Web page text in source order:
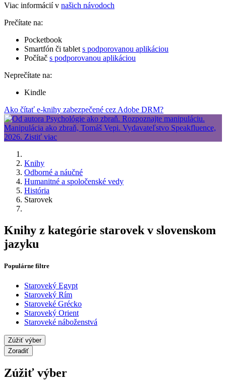
Viac informácií v našich návodoch
Prečítate na:
Pocketbook
Smartfón či tablet s podporovanou aplikáciou
Počítač s podporovanou aplikáciou
Neprečítate na:
Kindle
Ako čítať e-knihy zabezpečené cez Adobe DRM?
Knihy
Odborné a náučné
Humanitné a spoločenské vedy
História
Starovek
Knihy z kategórie starovek v slovenskom
jazyku
Populárne filtre
Staroveký Egypt
Staroveký Rím
Staroveké Grécko
Staroveký Orient
Staroveké náboženstvá
Zúžiť výber
Zoradiť
Zúžiť výber